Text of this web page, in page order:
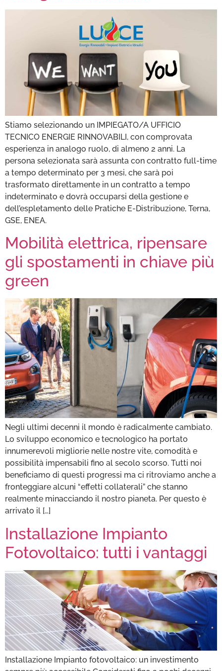
Stiamo selezionando un IMPIEGATO/A UFFICIO
TECNICO ENERGIE RINNOVABILI, con comprovata
esperienza in analogo ruolo, di almeno 2 anni. La
persona selezionata sarà assunta con contratto full-time
a tempo determinato per 3 mesi, che sarà poi
trasformato direttamente in un contratto a tempo
indeterminato e dovrà occuparsi della gestione e
dell’espletamento delle Pratiche E-Distribuzione, Terna,
GSE, ENEA.
Mobilità elettrica, ripensare
gli spostamenti in chiave più
green
Negli ultimi decenni il mondo è radicalmente cambiato.
Lo sviluppo economico e tecnologico ha portato
innumerevoli migliorie nelle nostre vite, comodità e
possibilità impensabili fino al secolo scorso. Tutti noi
beneficiamo di questi progressi ma ci ritroviamo anche a
fronteggiare alcuni “effetti collaterali” che stanno
realmente minacciando il nostro pianeta. Per questo è
arrivato il […]
Installazione Impianto
Fotovoltaico: tutti i vantaggi
Installazione Impianto fotovoltaico: un investimento